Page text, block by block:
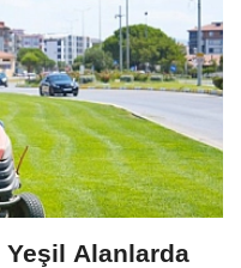
Alanlarda